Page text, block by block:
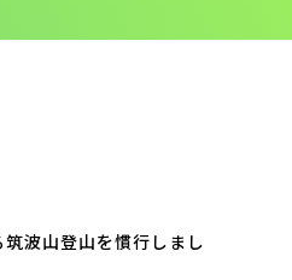
波山登山を慣行しまし